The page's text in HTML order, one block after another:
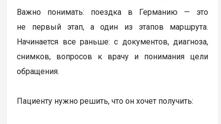
Важно понимать: поездка в Германию — это
не первый этап, а один из этапов маршрута.
Начинается все раньше: с документов, диагноза,
снимков, вопросов к врачу и понимания цели
обращения.
Пациенту нужно решить, что он хочет получить: